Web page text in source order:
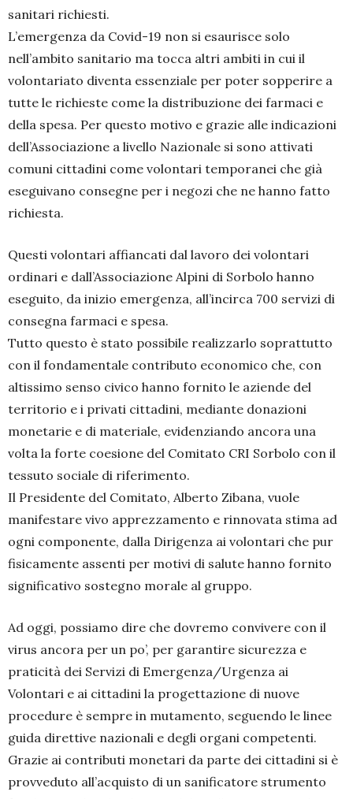
sanitari richiesti.
L’emergenza da Covid-19 non si esaurisce solo
nell’ambito sanitario ma tocca altri ambiti in cui il
volontariato diventa essenziale per poter sopperire a
tutte le richieste come la distribuzione dei farmaci e
della spesa. Per questo motivo e grazie alle indicazioni
dell’Associazione a livello Nazionale si sono attivati
comuni cittadini come volontari temporanei che già
eseguivano consegne per i negozi che ne hanno fatto
richiesta.
Questi volontari affiancati dal lavoro dei volontari
ordinari e dall’Associazione Alpini di Sorbolo hanno
eseguito, da inizio emergenza, all’incirca 700 servizi di
consegna farmaci e spesa.
Tutto questo è stato possibile realizzarlo soprattutto
con il fondamentale contributo economico che, con
altissimo senso civico hanno fornito le aziende del
territorio e i privati cittadini, mediante donazioni
monetarie e di materiale, evidenziando ancora una
volta la forte coesione del Comitato CRI Sorbolo con il
tessuto sociale di riferimento.
Il Presidente del Comitato, Alberto Zibana, vuole
manifestare vivo apprezzamento e rinnovata stima ad
ogni componente, dalla Dirigenza ai volontari che pur
fisicamente assenti per motivi di salute hanno fornito
significativo sostegno morale al gruppo.
Ad oggi, possiamo dire che dovremo convivere con il
virus ancora per un po’, per garantire sicurezza e
praticità dei Servizi di Emergenza/Urgenza ai
Volontari e ai cittadini la progettazione di nuove
procedure è sempre in mutamento, seguendo le linee
guida direttive nazionali e degli organi competenti.
Grazie ai contributi monetari da parte dei cittadini si è
provveduto all’acquisto di un sanificatore strumento